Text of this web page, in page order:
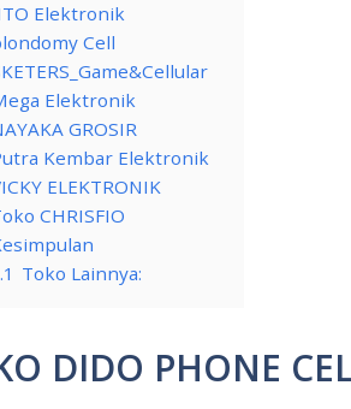
Elektronik
Cell
Elektronik
GROSIR
Kembar Elektronik
ELEKTRONIK
CHRISFIO
Toko Lainnya:
DIDO PHONE